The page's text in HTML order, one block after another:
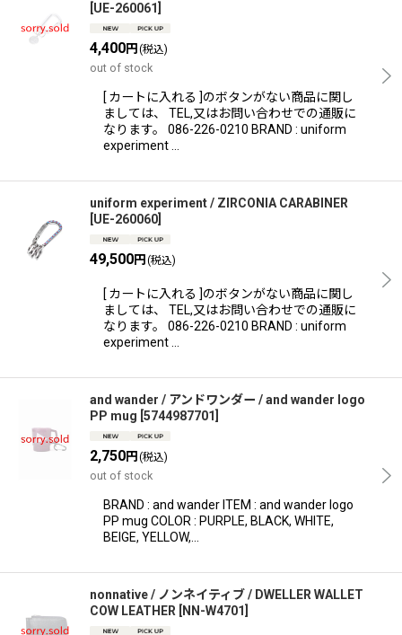
UE-260061
4,400円 (税込)
out of stock
[ カートに入れる ]のボタンがない商品に関し
ましては、 TEL,又はお問い合わせでの通販に
なります。 086-226-0210 BRAND : uniform
experiment …
uniform experiment / ZIRCONIA CARABINER
UE-260060
49,500円 (税込)
[ カートに入れる ]のボタンがない商品に関し
ましては、 TEL,又はお問い合わせでの通販に
なります。 086-226-0210 BRAND : uniform
experiment …
and wander / アンドワンダー / and wander logo
PP mug 5744987701
2,750円 (税込)
out of stock
BRAND : and wander ITEM : and wander logo
PP mug COLOR : PURPLE, BLACK, WHITE,
BEIGE, YELLOW,…
nonnative / ノンネイティブ / DWELLER WALLET
COW LEATHER
NN-W4701